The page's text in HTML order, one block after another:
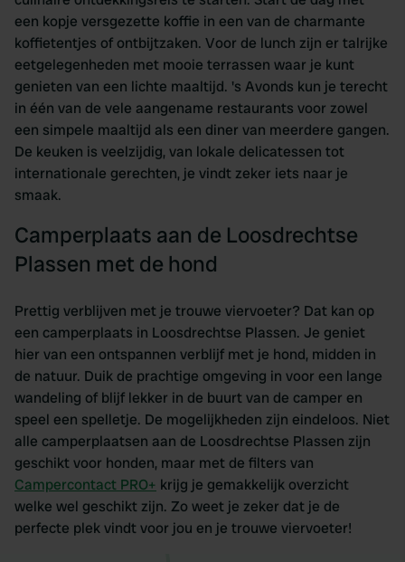
een kopje versgezette koffie in een van de charmante
koffietentjes of ontbijtzaken. Voor de lunch zijn er talrijke
eetgelegenheden met mooie terrassen waar je kunt
genieten van een lichte maaltijd. 's Avonds kun je terecht
in één van de vele aangename restaurants voor zowel
een simpele maaltijd als een diner van meerdere gangen.
De keuken is veelzijdig, van lokale delicatessen tot
internationale gerechten, je vindt zeker iets naar je
smaak.
Camperplaats aan de Loosdrechtse
Plassen met de hond
Prettig verblijven met je trouwe viervoeter? Dat kan op
een camperplaats in Loosdrechtse Plassen. Je geniet
hier van een ontspannen verblijf met je hond, midden in
de natuur. Duik de prachtige omgeving in voor een lange
wandeling of blijf lekker in de buurt van de camper en
speel een spelletje. De mogelijkheden zijn eindeloos. Niet
alle camperplaatsen aan de Loosdrechtse Plassen zijn
geschikt voor honden, maar met de filters van
Campercontact PRO+ krijg je gemakkelijk overzicht
welke wel geschikt zijn. Zo weet je zeker dat je de
perfecte plek vindt voor jou en je trouwe viervoeter!